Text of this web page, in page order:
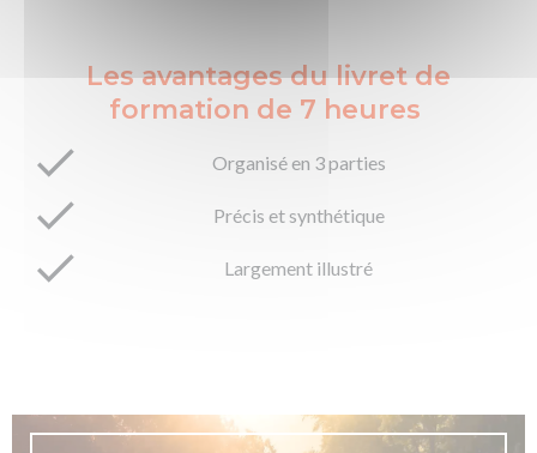
Les avantages du livret de
formation de 7 heures
Organisé en 3 parties
Précis et synthétique
Largement illustré